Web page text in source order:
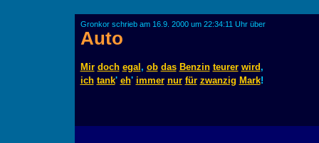
Gronkor schrieb am 16.9. 2000 um 22:34:11 Uhr über
Auto
Mir doch egal , ob das Benzin teurer wird ,
ich tank' eh' immer nur für zwanzig Mark!